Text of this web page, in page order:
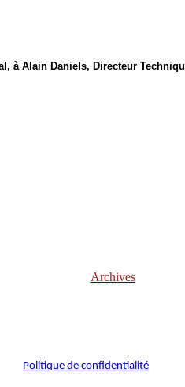
à Alain Daniels, Directeur
Archives
Politique de confidentialité